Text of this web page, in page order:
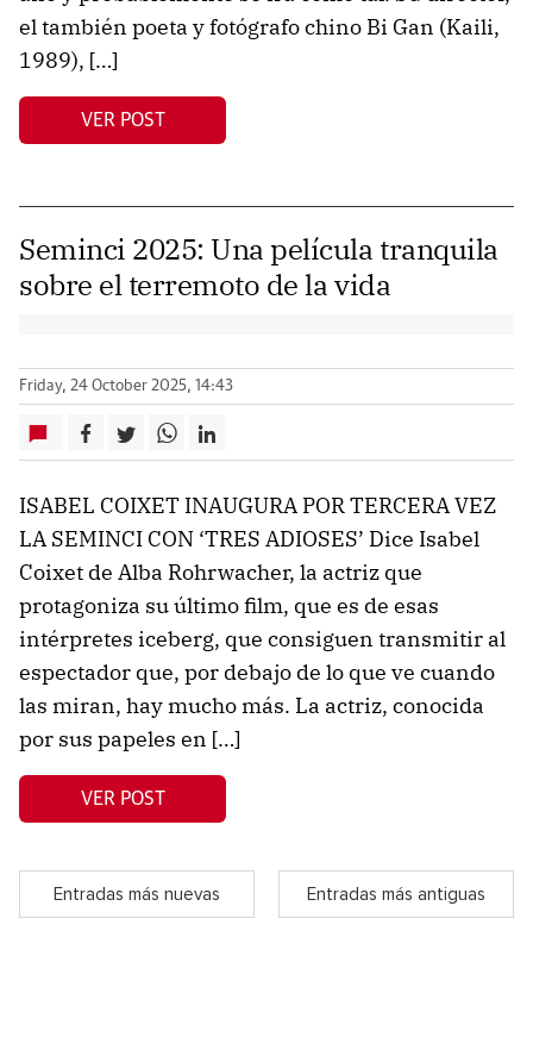
el también poeta y fotógrafo chino Bi Gan (Kaili,
1989), […]
VER POST
Seminci 2025: Una película tranquila
sobre el terremoto de la vida
Friday, 24 October 2025, 14:43
ISABEL COIXET INAUGURA POR TERCERA VEZ
LA SEMINCI CON ‘TRES ADIOSES’ Dice Isabel
Coixet de Alba Rohrwacher, la actriz que
protagoniza su último film, que es de esas
intérpretes iceberg, que consiguen transmitir al
espectador que, por debajo de lo que ve cuando
las miran, hay mucho más. La actriz, conocida
por sus papeles en […]
VER POST
Entradas más nuevas Entradas más antiguas